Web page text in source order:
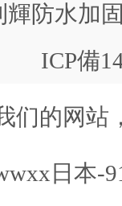
防水加
ICP備
们的网站
日本-